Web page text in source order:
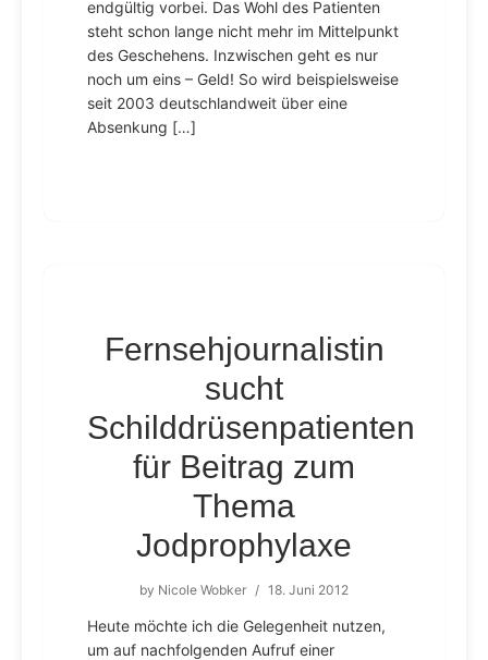
endgültig vorbei. Das Wohl des Patienten
steht schon lange nicht mehr im Mittelpunkt
des Geschehens. Inzwischen geht es nur
noch um eins – Geld! So wird beispielsweise
seit 2003 deutschlandweit über eine
Absenkung […]
Fernsehjournalistin
sucht
Schilddrüsenpatienten
für Beitrag zum
Thema
Jodprophylaxe
by Nicole Wobker / 18. Juni 2012
Heute möchte ich die Gelegenheit nutzen,
um auf nachfolgenden Aufruf einer